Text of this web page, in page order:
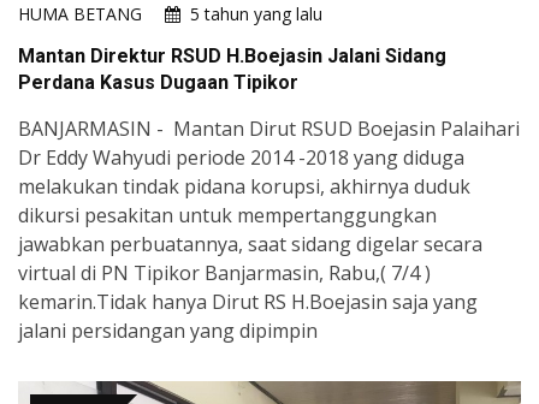
HUMA BETANG
5 tahun yang lalu
Mantan Direktur RSUD H.Boejasin Jalani Sidang
Perdana Kasus Dugaan Tipikor
BANJARMASIN - Mantan Dirut RSUD Boejasin Palaihari
Dr Eddy Wahyudi periode 2014 -2018 yang diduga
melakukan tindak pidana korupsi, akhirnya duduk
dikursi pesakitan untuk mempertanggungkan
jawabkan perbuatannya, saat sidang digelar secara
virtual di PN Tipikor Banjarmasin, Rabu,( 7/4 )
kemarin.Tidak hanya Dirut RS H.Boejasin saja yang
jalani persidangan yang dipimpin